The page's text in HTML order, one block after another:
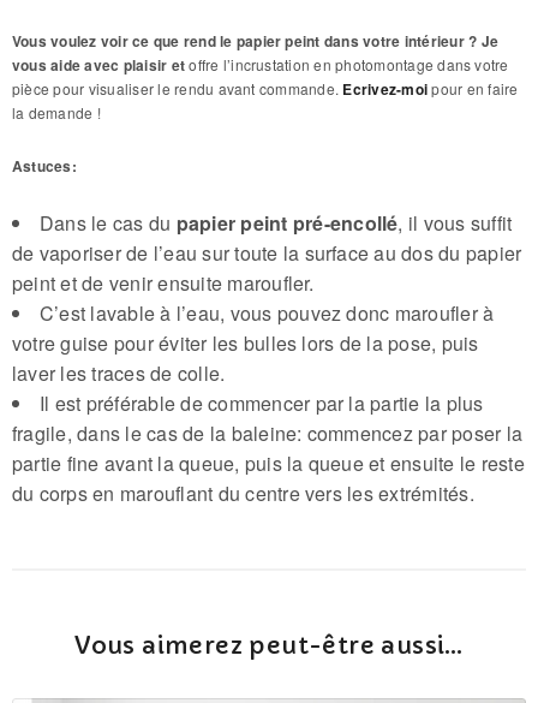
Vous voulez voir ce que rend le papier peint dans votre intérieur ? Je
vous aide avec plaisir etoffre l’incrustation en photomontage dans votre
pièce pour visualiser le rendu avant commande. Ecrivez-moipour en faire
la demande !
Astuces:
Dans le cas du papier peint pré-encollé, il vous suffit
de vaporiser de l’eau sur toute la surface au dos du papier
peint et de venir ensuite maroufler.
C’est lavable à l’eau, vous pouvez donc maroufler à
votre guise pour éviter les bulles lors de la pose, puis
laver les traces de colle.
Il est préférable de commencer par la partie la plus
fragile, dans le cas de la baleine: commencez par poser la
partie fine avant la queue, puis la queue et ensuite le reste
du corps en marouflant du centre vers les extrémités.
Vous aimerez peut-être aussi…